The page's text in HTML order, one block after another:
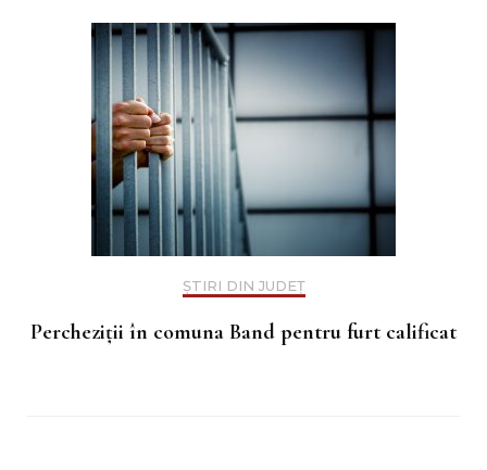
ȘTIRI DIN JUDEȚ
Percheziții în comuna Band pentru furt calificat